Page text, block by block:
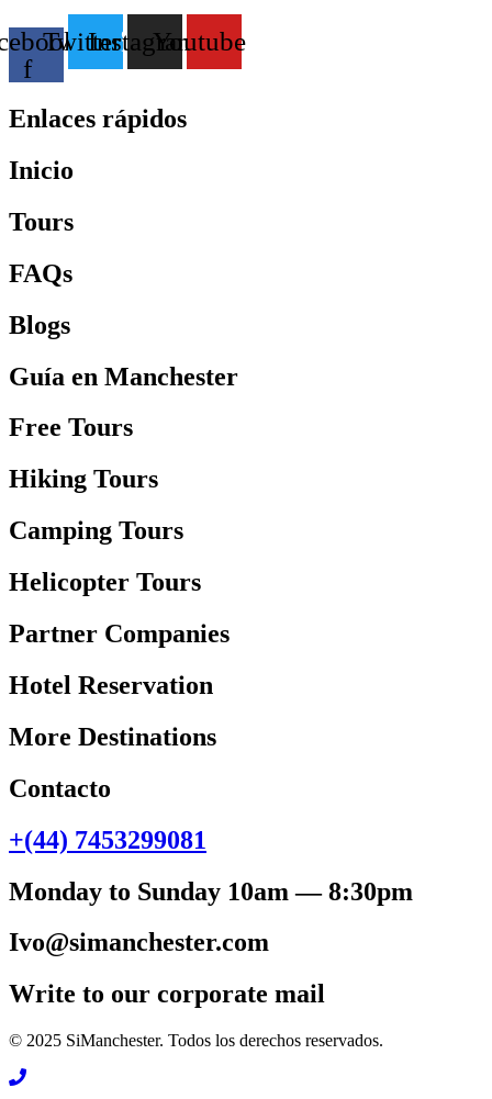
f
TwitterInstagramYoutube
Enlaces rápidos
Inicio
Tours
FAQs
Blogs
Guía en Manchester
Free Tours
Hiking Tours
Camping Tours
Helicopter Tours
Partner Companies
Hotel Reservation
More Destinations
Contacto
+(44) 7453299081
Monday to Sunday 10am — 8:30pm
Ivo@simanchester.com
Write to our corporate mail
© 2025 SiManchester. Todos los derechos reservados.